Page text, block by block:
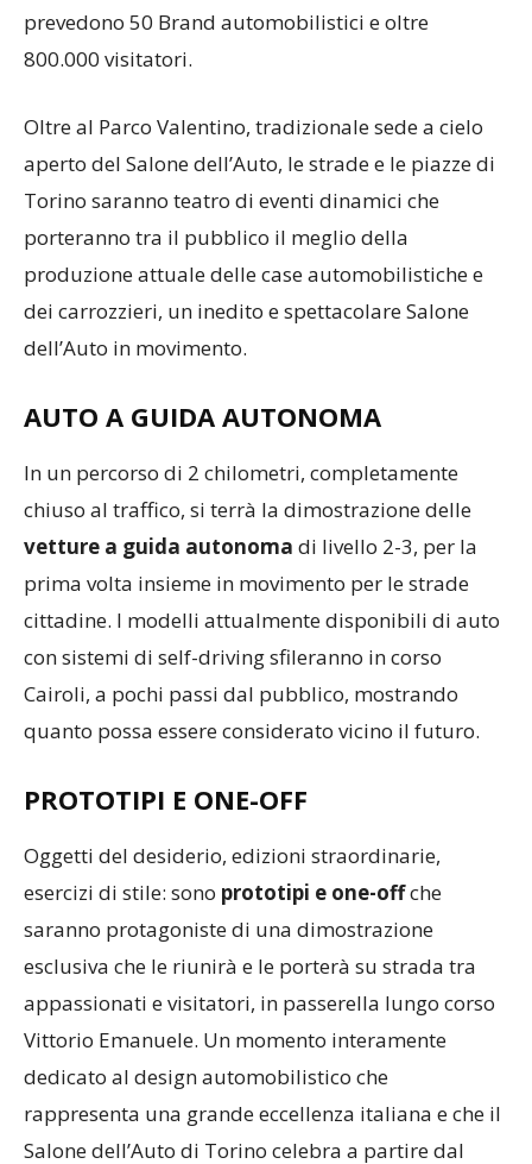
prevedono 50 Brand automobilistici e oltre
800.000 visitatori.
Oltre al Parco Valentino, tradizionale sede a cielo
aperto del Salone dell’Auto, le strade e le piazze di
Torino saranno teatro di eventi dinamici che
porteranno tra il pubblico il meglio della
produzione attuale delle case automobilistiche e
dei carrozzieri, un inedito e spettacolare Salone
dell’Auto in movimento.
AUTO A GUIDA AUTONOMA
In un percorso di 2 chilometri, completamente
chiuso al traffico, si terrà la dimostrazione delle
vetture a guida autonoma di livello 2-3, per la
prima volta insieme in movimento per le strade
cittadine. I modelli attualmente disponibili di auto
con sistemi di self-driving sfileranno in corso
Cairoli, a pochi passi dal pubblico, mostrando
quanto possa essere considerato vicino il futuro.
PROTOTIPI E ONE-OFF
Oggetti del desiderio, edizioni straordinarie,
esercizi di stile: sono prototipi e one-offche
saranno protagoniste di una dimostrazione
esclusiva che le riunirà e le porterà su strada tra
appassionati e visitatori, in passerella lungo corso
Vittorio Emanuele. Un momento interamente
dedicato al design automobilistico che
rappresenta una grande eccellenza italiana e che il
Salone dell’Auto di Torino celebra a partire dal